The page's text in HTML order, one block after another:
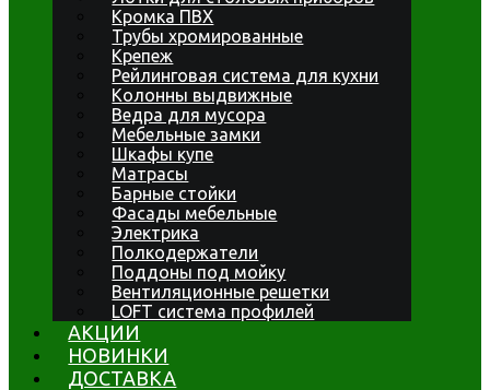
Кромка ПВХ
Трубы хромированные
Крепеж
Рейлинговая система для кухни
Колонны выдвижные
Ведра для мусора
Мебельные замки
Шкафы купе
Матрасы
Барные стойки
Фасады мебельные
Электрика
Полкодержатели
Поддоны под мойку
Вентиляционные решетки
LOFT система профилей
АКЦИИ
НОВИНКИ
ДОСТАВКА